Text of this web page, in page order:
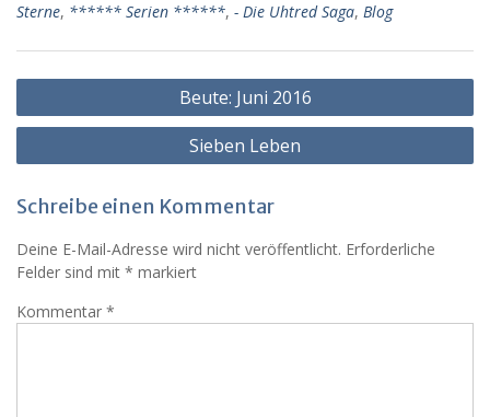
Sterne, ****** Serien ******, - Die Uhtred Saga, Blog
Beitragsnavigation
Beute: Juni 2016
Sieben Leben
Schreibe einen Kommentar
Deine E-Mail-Adresse wird nicht veröffentlicht. Erforderliche
Felder sind mit * markiert
Kommentar *